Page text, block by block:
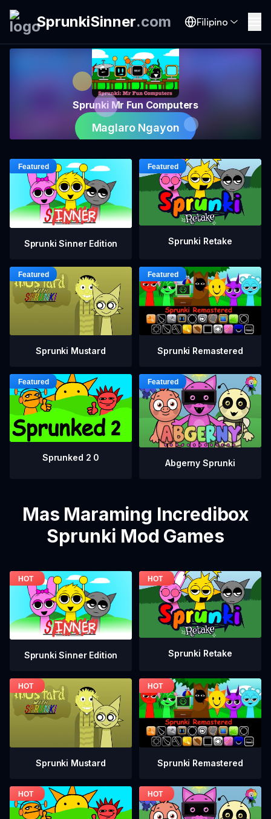
SprunkiSinner.com Filipino
Sprunki Mr Fun Computers
Maglaro Ngayon
Sprunki Sinner Edition Sprunki Retake
Sprunki Mustard Sprunki Remastered
Sprunked 2 0
Abgerny Sprunki
Mas Maraming Incredibox
Sprunki Mod Games
Sprunki Sinner Edition Sprunki Retake
Sprunki Mustard Sprunki Remastered